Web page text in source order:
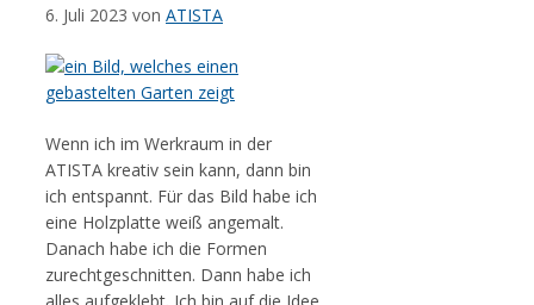
6. Juli 2023 von ATISTA
Wenn ich im Werkraum in der
ATISTA kreativ sein kann, dann bin
ich entspannt. Für das Bild habe ich
eine Holzplatte weiß angemalt.
Danach habe ich die Formen
zurechtgeschnitten. Dann habe ich
alles aufgeklebt. Ich bin auf die Idee